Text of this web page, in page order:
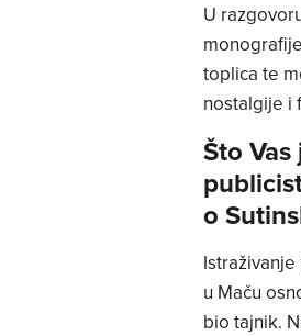
U
toplica te
nostalgije i
Što
o
u Maču
bio tajnik.